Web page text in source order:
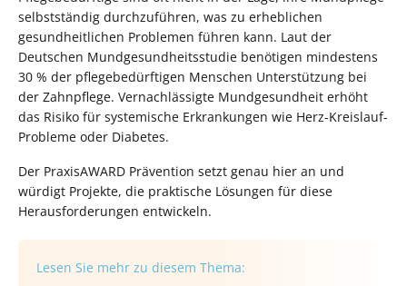
selbstständig durchzuführen, was zu erheblichen
gesundheitlichen Problemen führen kann. Laut der
Deutschen Mundgesundheitsstudie benötigen mindestens
30 % der pflegebedürftigen Menschen Unterstützung bei
der Zahnpflege. Vernachlässigte Mundgesundheit erhöht
das Risiko für systemische Erkrankungen wie Herz-Kreislauf-
Probleme oder Diabetes.
Der PraxisAWARD Prävention setzt genau hier an und
würdigt Projekte, die praktische Lösungen für diese
Herausforderungen entwickeln.
Lesen Sie mehr zu diesem Thema: